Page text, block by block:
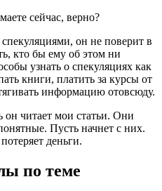
сейчас, верно?
он не поверит в
кто бы ему об этом ни
узнать о спекуляциях как
книги, платить за курсы от
информацию отовсюду.
читает мои статьи. Они
Пусть начнет с них.
деньги.
по теме